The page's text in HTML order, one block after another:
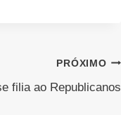
PRÓXIMO
filia ao Republicanos